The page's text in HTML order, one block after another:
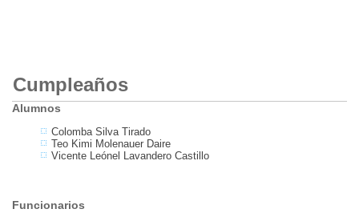
Cumpleaños
Alumnos
Colomba Silva Tirado
Teo Kimi Molenauer Daire
Vicente Leónel Lavandero Castillo
Funcionarios